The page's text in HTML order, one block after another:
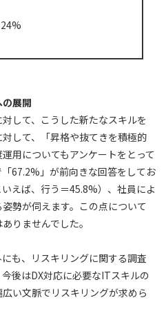
展開
して、こうした新たなスキルを
して、「昇格や抜てきを積極的
用についてもアンケートをとって
67.2%」が前向きな回答をしてお
えば、行う＝45.8%）、社員によ
勢が伺えます。この点について
りませんでした。
も、リスキリングに関する調査
後はDX対応に必要なITスキルの
い文脈でリスキリングが求めら